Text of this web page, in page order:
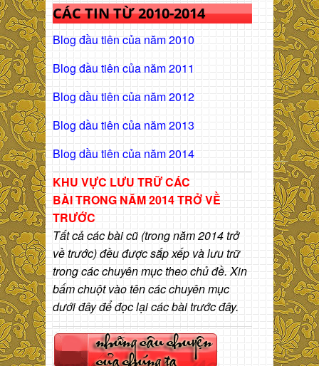
CÁC TIN TỪ 2010-2014
Blog đầu tiên của năm 2010
Blog đầu tiên của năm 2011
Blog dầu tiên của năm 2012
Blog dầu tiên của năm 2013
Blog dầu tiên của năm 2014
KHU VỰC LƯU TRỮ CÁC
BÀITRONG NĂM 2014 TRỞ VỀ
TRƯỚC
Tất cả các bài cũ (trong năm 2014 trở
về trước) đều được sắp xếp và lưu trữ
trong các chuyên mục theo chủ đề. Xin
bấm chuột vào tên các chuyên mục
dưới đây để đọc lại các bài trước đây.